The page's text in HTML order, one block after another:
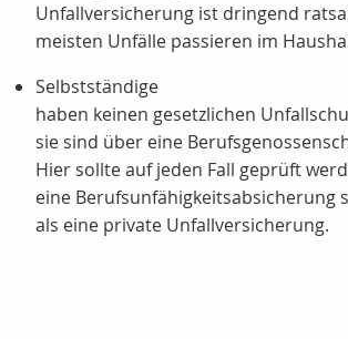
Unfallversicherung ist dringend
meisten Unfälle passieren im
Selbstständige
haben keinen gesetzlichen
sie sind über eine
Hier sollte auf jeden Fall geprüft
eine Berufsunfähigkeitsabsicherung
als eine private Unfallversicherung.